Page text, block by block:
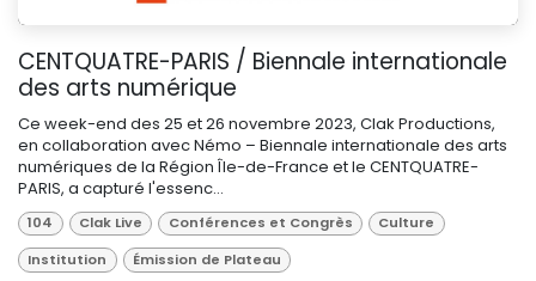
CENTQUATRE-PARIS / Biennale internationale
des arts numérique
Ce week-end des 25 et 26 novembre 2023, Clak Productions,
en collaboration avec Némo – Biennale internationale des arts
numériques de la Région Île-de-France et le CENTQUATRE-
PARIS, a capturé l'essenc...
104 Clak Live Conférences et Congrès
Culture
Institution
Émission de Plateau